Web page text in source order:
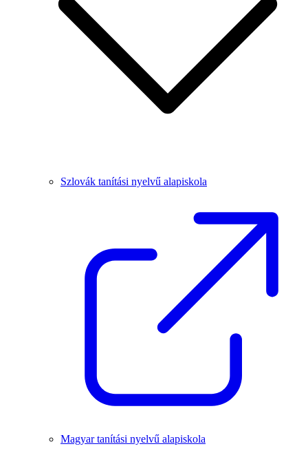
Szlovák tanítási nyelvű alapiskola
Magyar tanítási nyelvű alapiskola